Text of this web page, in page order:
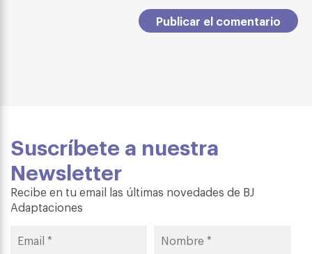
Suscríbete a nuestra
Newsletter
Recibe en tu email las últimas novedades de BJ
Adaptaciones